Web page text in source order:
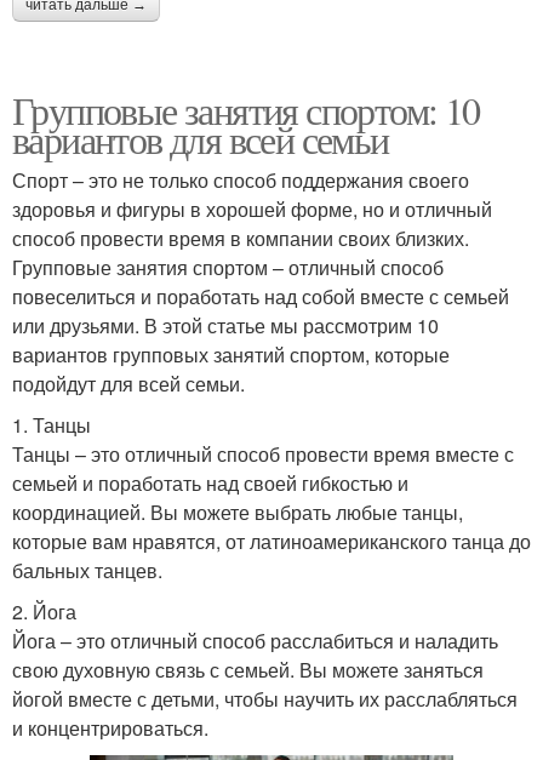
читать дальше →
Групповые занятия спортом: 10
вариантов для всей семьи
Спорт – это не только способ поддержания своего
здоровья и фигуры в хорошей форме, но и отличный
способ провести время в компании своих близких.
Групповые занятия спортом – отличный способ
повеселиться и поработать над собой вместе с семьей
или друзьями. В этой статье мы рассмотрим 10
вариантов групповых занятий спортом, которые
подойдут для всей семьи.
1. Танцы
Танцы – это отличный способ провести время вместе с
семьей и поработать над своей гибкостью и
координацией. Вы можете выбрать любые танцы,
которые вам нравятся, от латиноамериканского танца до
бальных танцев.
2. Йога
Йога – это отличный способ расслабиться и наладить
свою духовную связь с семьей. Вы можете заняться
йогой вместе с детьми, чтобы научить их расслабляться
и концентрироваться.